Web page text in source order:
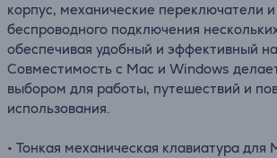
корпус, механические переключатели
беспроводного подключения
обеспечивая удобный и эффективный
Совместимость с Mac и Windows
выбором для работы, путешествий и
использования.
• Тонкая механическая клавиатура для